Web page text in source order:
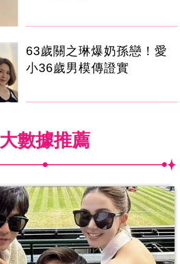
63歲關之琳爆奶孫戀！愛
小36歲男模傳證實
大數據推薦